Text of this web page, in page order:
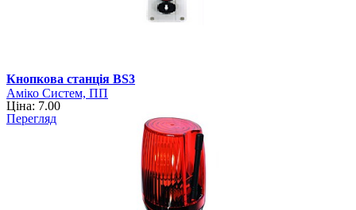
Кнопкова станція BS3
Аміко Систем, ПП
Ціна: 7.00
Перегляд